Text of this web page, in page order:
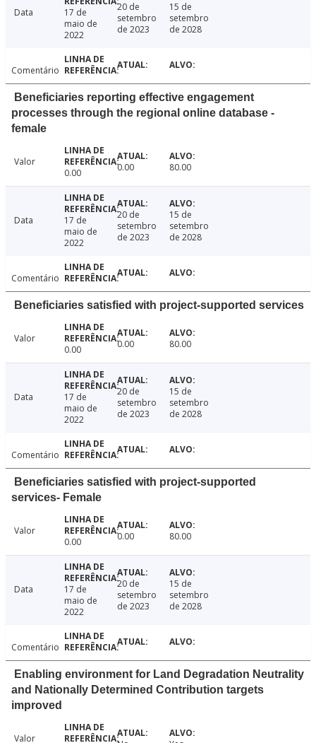
Data
17 de
maio de
2022
20 de
setembro
de 2023
15 de
setembro
de 2028
Comentário
Beneficiaries reporting effective engagement
processes through the regional online database -
female
Valor
0.00
0.00 80.00
Data
17 de
maio de
2022
20 de
setembro
de 2023
15 de
setembro
de 2028
Comentário
Beneficiaries satisfied with project-supported services
Valor
0.00
0.00 80.00
Data
17 de
maio de
2022
20 de
setembro
de 2023
15 de
setembro
de 2028
Comentário
Beneficiaries satisfied with project-supported
services- Female
Valor
0.00
0.00 80.00
Data
17 de
maio de
2022
20 de
setembro
de 2023
15 de
setembro
de 2028
Comentário
Enabling environment for Land Degradation Neutrality
and Nationally Determined Contribution targets
improved
Valor